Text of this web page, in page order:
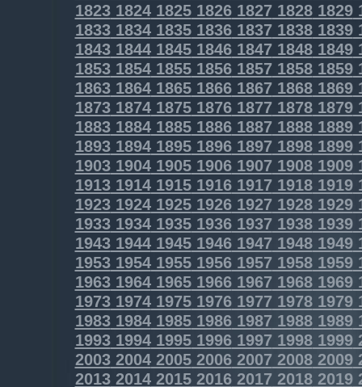
1823182418251826182718281829
1833183418351836183718381839
1843184418451846184718481849
1853185418551856185718581859
1863186418651866186718681869
1873187418751876187718781879
1883188418851886188718881889
1893189418951896189718981899
1903190419051906190719081909
1913191419151916191719181919
1923192419251926192719281929
1933193419351936193719381939
19431944194519461947 19481949
1953195419551956195719581959
19631964196519661967 19681969
19731974197519761977 19781979
19831984198519861987 19881989
19931994199519961997 19981999
20032004200520062007 20082009
20132014201520162017 20182019